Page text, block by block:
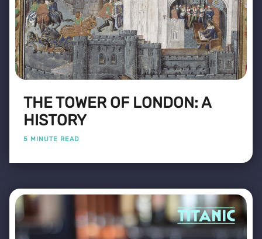
THE TOWER OF LONDON: A
HISTORY
5 MINUTE READ